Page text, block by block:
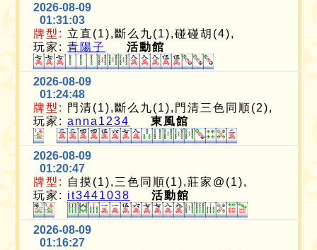
2026-08-09
01:31:03
牌型: 立直(1),斷么九(1),碰碰胡(4),
玩家:青陽子 活動館
2026-08-09
01:24:48
牌型:
門清(1),斷么九(1),門清三色同順(2),
玩家:anna1234 東風館
2026-08-09
01:20:47
牌型:
自摸(1),三色同順(1),莊家@(1),
玩家: it3441038 活動館
2026-08-09
01:16:27